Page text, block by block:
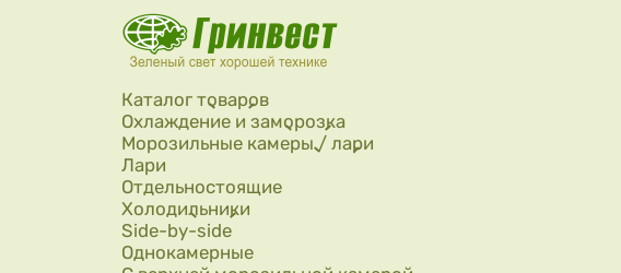
Перейти к основному содержанию
Каталог товаров
Охлаждение и заморозка
Морозильные камеры / лари
Лари
Отдельностоящие
Холодильники
Side-by-side
Однокамерные